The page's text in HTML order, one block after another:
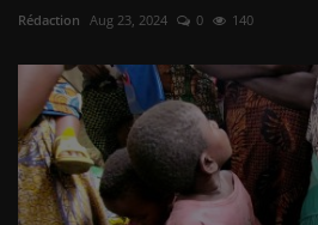
Rédaction Aug 23, 2024 0 140